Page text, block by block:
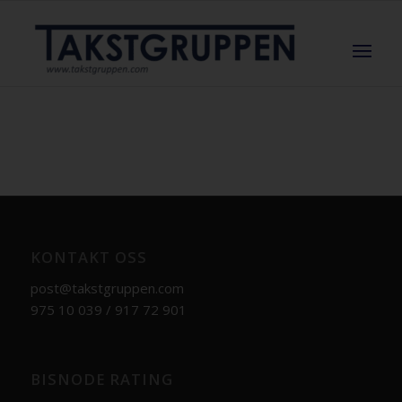
post@takstgruppen.com
975 10 039 / 917 72 901